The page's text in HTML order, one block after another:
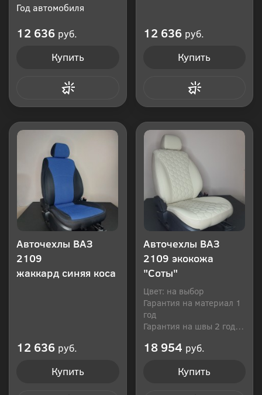
Год автомобиля
12 636 руб.
Купить
12 636 руб.
Купить
Авточехлы ВАЗ
2109
жаккард синяя коса
12 636 руб.
Купить
Авточехлы ВАЗ
2109 экокожа
"Соты"
Цвет: на выбор
Гарантия на материал 1
год
Гарантия на швы 2 года
18 954 руб.
Купить